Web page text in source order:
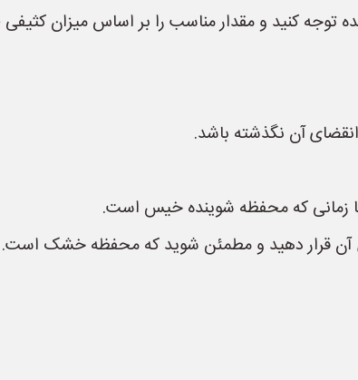
توجه کنید و مقدار مناسب را بر اساس میزان
آن نگذشته باشد.
زمانی که محفظه شوینده خیس است.
قرار دهید و مطمئن شوید که محفظه خشک است.